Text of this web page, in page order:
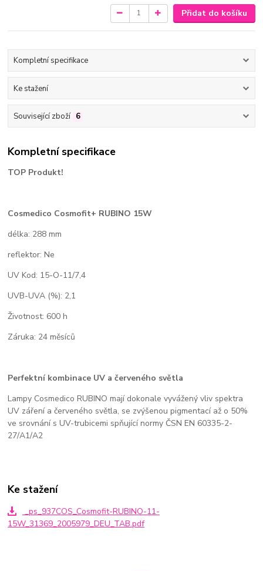
Přidat do košíku
Kompletní specifikace
Ke stažení
Související zboží 6
Kompletní specifikace
TOP Produkt!
Cosmedico Cosmofit+ RUBINO 15W
délka: 288 mm
reflektor: Ne
UV Kod: 15-O-11/7,4
UVB-UVA (%): 2,1
Životnost: 600 h
Záruka: 24 měsíců
Perfektní kombinace UV a červeného světla
Lampy Cosmedico RUBINO mají dokonale vyvážený vliv spektra
UV záření a červeného světla, se zvýšenou pigmentací až o 50%
ve srovnání s UV-trubicemi spňující normy ČSN EN 60335-2-
27/A1/A2
Ke stažení
_ps_937COS_Cosmofit-RUBINO-11-
15W_31369_2005979_DEU_TAB.pdf